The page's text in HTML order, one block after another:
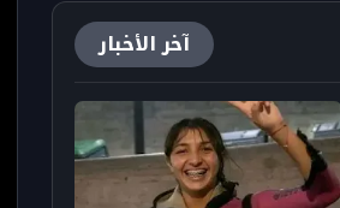
آخر الأخبار